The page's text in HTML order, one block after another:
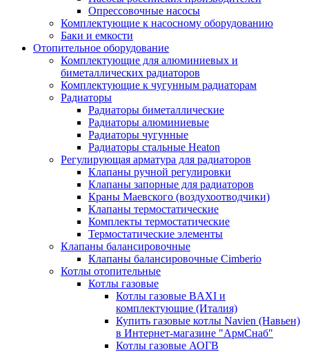
Опрессовочные насосы
Комплектующие к насосному оборудованию
Баки и емкости
Отопительное оборудование
Комплектующие для алюминиевых и
биметаллических радиаторов
Комплектующие к чугунным радиаторам
Радиаторы
Радиаторы биметаллические
Радиаторы алюминиевые
Радиаторы чугунные
Радиаторы стальные Heaton
Регулирующая арматура для радиаторов
Клапаны ручной регулировки
Клапаны запорные для радиаторов
Краны Маевского (воздухоотводчики)
Клапаны термостатические
Комплекты термостатические
Термостатические элементы
Клапаны балансировочные
Клапаны балансировочные Cimberio
Котлы отопительные
Котлы газовые
Котлы газовые BAXI и
комплектующие (Италия)
Купить газовые котлы Navien (Навьен)
в Интернет-магазине "АрмСнаб"
Котлы газовые АОГВ